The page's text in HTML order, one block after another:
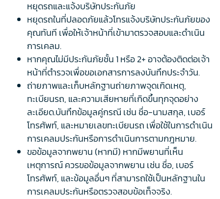
หยุดรถและแจ้งบริษัทประกันภัย
หยุดรถในที่ปลอดภัยแล้วโทรแจ้งบริษัทประกันภัยของ
คุณทันที เพื่อให้เจ้าหน้าที่เข้ามาตรวจสอบและดำเนิน
การเคลม.
หากคุณไม่มีประกันภัยชั้น 1 หรือ 2+ อาจต้องติดต่อเจ้า
หน้าที่ตำรวจเพื่อขอเอกสารการลงบันทึกประจำวัน.
ถ่ายภาพและเก็บหลักฐานถ่ายภาพจุดเกิดเหตุ,
ทะเบียนรถ, และความเสียหายที่เกิดขึ้นทุกจุดอย่าง
ละเอียด.บันทึกข้อมูลคู่กรณี เช่น ชื่อ-นามสกุล, เบอร์
โทรศัพท์, และหมายเลขทะเบียนรถ เพื่อใช้ในการดำเนิน
การเคลมประกันหรือการดำเนินการตามกฎหมาย.
ขอข้อมูลจากพยาน (หากมี) หากมีพยานที่เห็น
เหตุการณ์ ควรขอข้อมูลจากพยาน เช่น ชื่อ, เบอร์
โทรศัพท์, และข้อมูลอื่นๆ ที่สามารถใช้เป็นหลักฐานใน
การเคลมประกันหรือตรวจสอบข้อเท็จจริง.